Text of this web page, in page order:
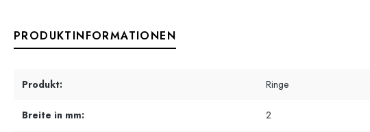
PRODUKTINFORMATIONEN
Produkt: Ringe
Breite in mm: 2